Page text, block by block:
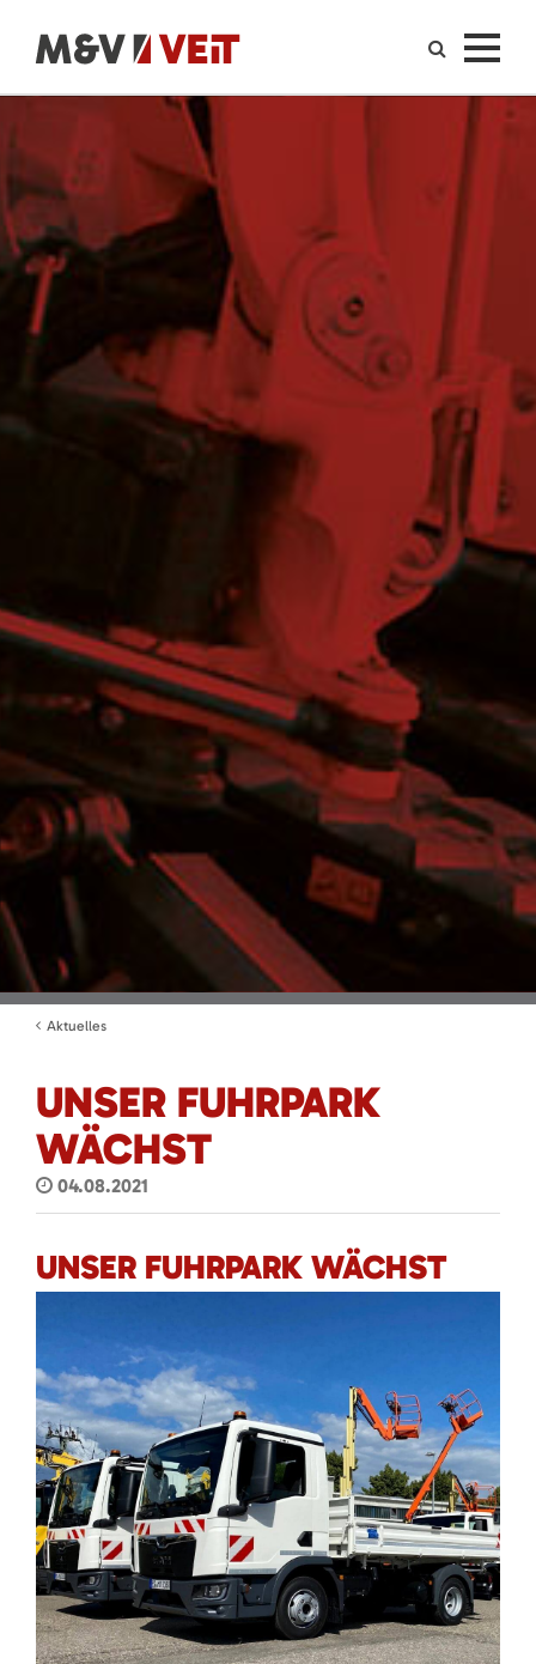
Aktuelles
UNSER FUHRPARK
WÄCHST
04.08.2021
UNSER FUHRPARK WÄCHST